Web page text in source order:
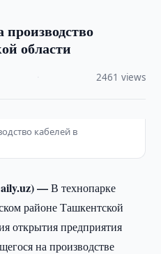
производство
области
2461 views
кабелей в
—В технопарке
районе Ташкентской
открытия предприятия
на производстве